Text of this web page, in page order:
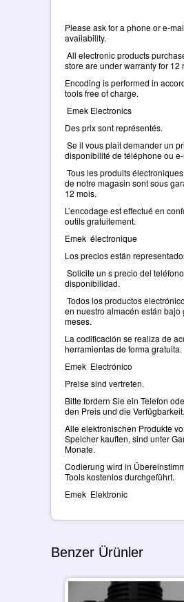
Please ask for a phone or e-
availability.
All electronic products
store are under warranty for 12
Encoding is performed in
tools free of charge.
Emek Electronics
Des prix sont représentés.
Se il vous plaît demander un
disponibilité de téléphone ou
Tous les produits
de notre magasin sont sous
12 mois.
L’encodage est effectué en
outils gratuitement.
Emek électronique
Los precios están
Solicite un s precio del
disponibilidad.
Todos los productos
en nuestro almacén están bajo
meses.
La codificación se realiza de
herramientas de forma gratuita.
Emek Electrónico
Preise sind vertreten.
Bitte fordern Sie ein Telefon
den Preis und die Verfügbarkeit.
Alle elektronischen Produkte
Speicher kauften, sind unter
Monate.
Codierung wird in
Tools kostenlos durchgeführt.
Emek Elektronic
Benzer Ürünler